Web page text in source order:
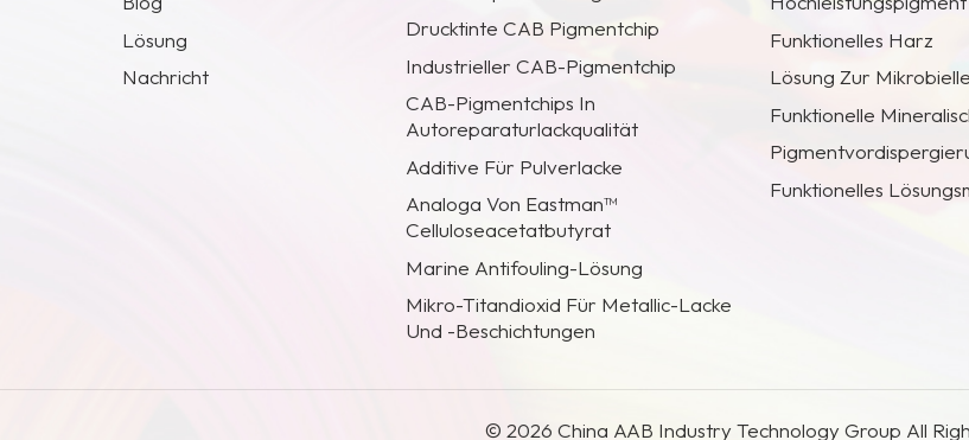
Lösung
Nachricht
Drucktinte CAB Pigmentchip
Industrieller CAB-Pigmentchip
CAB-Pigmentchips In
Autoreparaturlackqualität
Additive Für Pulverlacke
Analoga Von Eastman™
Celluloseacetatbutyrat
Marine Antifouling-Lösung
Mikro-Titandioxid Für Metallic-Lacke
Und -Beschichtungen
Funktionelles Harz
Lösung Zur
Funktionelle
Funktionelles
© 2026 China AAB Industry Technology Group All